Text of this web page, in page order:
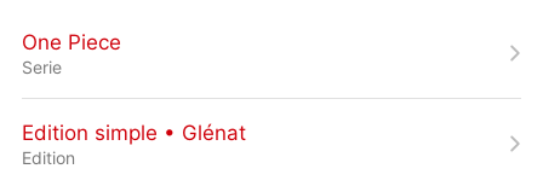
One Piece
Serie
Edition simple • Glénat
Edition